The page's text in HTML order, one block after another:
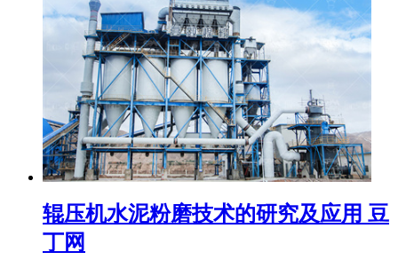
辊压机水泥粉磨技术的研究及应用 豆
丁网